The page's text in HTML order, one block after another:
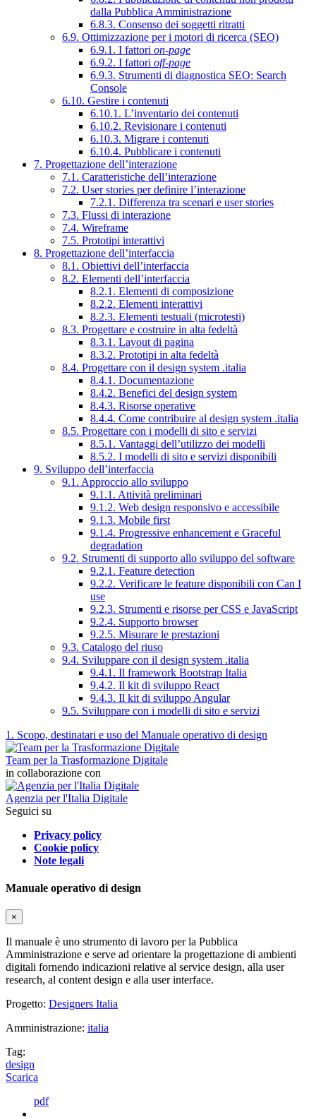
dalla Pubblica Amministrazione
6.8.3. Consenso dei soggetti ritratti
6.9. Ottimizzazione per i motori di ricerca (SEO)
6.9.1. I fattori on-page
6.9.2. I fattori off-page
6.9.3. Strumenti di diagnostica SEO: Search
Console
6.10. Gestire i contenuti
6.10.1. L’inventario dei contenuti
6.10.2. Revisionare i contenuti
6.10.3. Migrare i contenuti
6.10.4. Pubblicare i contenuti
7. Progettazione dell’interazione
7.1. Caratteristiche dell’interazione
7.2. User stories per definire l’interazione
7.2.1. Differenza tra scenari e user stories
7.3. Flussi di interazione
7.4. Wireframe
7.5. Prototipi interattivi
8. Progettazione dell’interfaccia
8.1. Obiettivi dell’interfaccia
8.2. Elementi dell’interfaccia
8.2.1. Elementi di composizione
8.2.2. Elementi interattivi
8.2.3. Elementi testuali (microtesti)
8.3. Progettare e costruire in alta fedeltà
8.3.1. Layout di pagina
8.3.2. Prototipi in alta fedeltà
8.4. Progettare con il design system .italia
8.4.1. Documentazione
8.4.2. Benefici del design system
8.4.3. Risorse operative
8.4.4. Come contribuire al design system .italia
8.5. Progettare con i modelli di sito e servizi
8.5.1. Vantaggi dell’utilizzo dei modelli
8.5.2. I modelli di sito e servizi disponibili
9. Sviluppo dell’interfaccia
9.1. Approccio allo sviluppo
9.1.1. Attività preliminari
9.1.2. Web design responsivo e accessibile
9.1.3. Mobile first
9.1.4. Progressive enhancement e Graceful
degradation
9.2. Strumenti di supporto allo sviluppo del software
9.2.1. Feature detection
9.2.2. Verificare le feature disponibili con Can I
use
9.2.3. Strumenti e risorse per CSS e JavaScript
9.2.4. Supporto browser
9.2.5. Misurare le prestazioni
9.3. Catalogo del riuso
9.4. Sviluppare con il design system .italia
9.4.1. Il framework Bootstrap Italia
9.4.2. Il kit di sviluppo React
9.4.3. Il kit di sviluppo Angular
9.5. Sviluppare con i modelli di sito e servizi
1. Scopo, destinatari e uso del Manuale operativo di design
Team per la Trasformazione Digitale
in collaborazione con
Agenzia per l'Italia Digitale
Seguici su
Privacy policy
Cookie policy
Note legali
Manuale operativo di design
×
Il manuale è uno strumento di lavoro per la Pubblica
Amministrazione e serve ad orientare la progettazione di ambienti
digitali fornendo indicazioni relative al service design, alla user
research, al content design e alla user interface.
Progetto: Designers Italia
Amministrazione: italia
Tag:
design
Scarica
pdf